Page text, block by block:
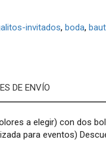
invitados boda
DE ENVÍO
a elegir) con dos
para eventos)